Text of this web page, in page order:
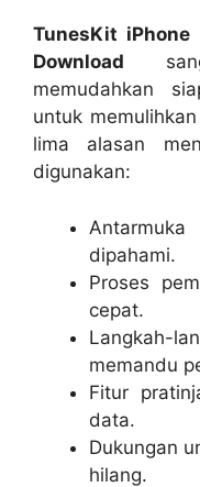
TunesKit iPhone
Download
memudahkan
untuk
lima alasan
digunakan:
dipahami.
Proses
cepat.
memandu
Fitur
data.
Dukungan
hilang.